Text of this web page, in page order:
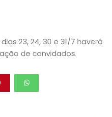
23, 24, 30 e 31/7 haverá
de convidados.